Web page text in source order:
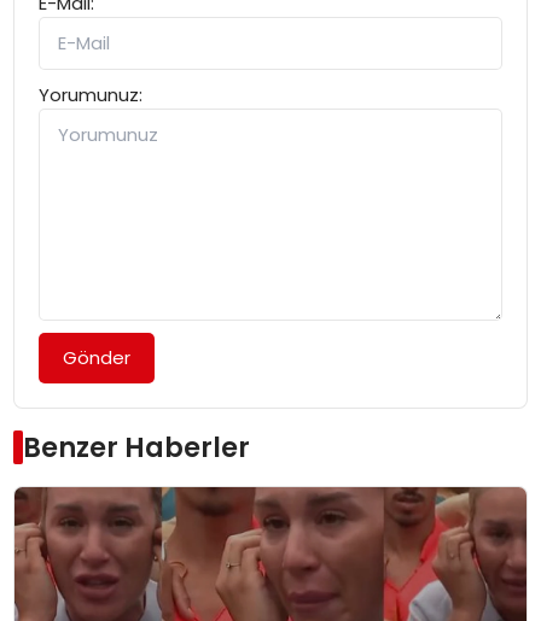
Yorumunuz:
Gönder
Benzer Haberler